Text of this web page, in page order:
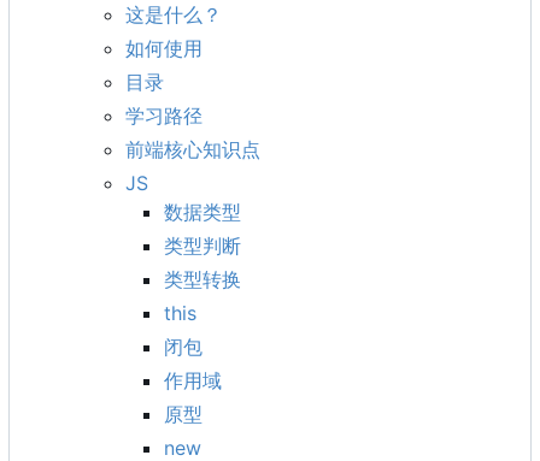
这是什么？
如何使用
目录
学习路径
前端核心知识点
JS
数据类型
类型判断
类型转换
this
闭包
作用域
原型
new